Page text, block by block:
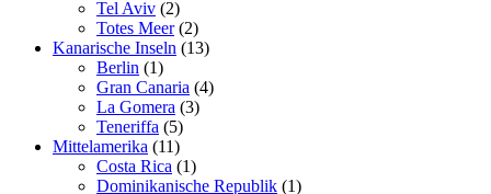
Tel Aviv (2)
Totes Meer(2)
Kanarische Inseln (13)
Berlin (1)
Gran Canaria (4)
La Gomera (3)
Teneriffa (5)
Mittelamerika (11)
Costa Rica (1)
Dominikanische Republik (1)